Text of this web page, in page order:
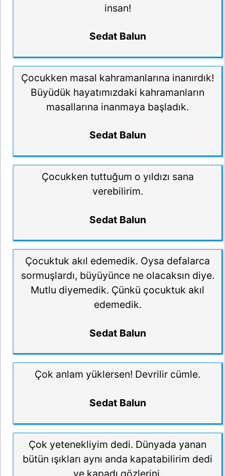
insan!
Sedat Balun
Çocukken masal kahramanlarına inanırdık!
Büyüdük hayatımızdaki kahramanların
masallarına inanmaya başladık.
Sedat Balun
Çocukken tuttuğum o yıldızı sana
verebilirim.
Sedat Balun
Çocuktuk akıl edemedik. Oysa defalarca
sormuşlardı, büyüyünce ne olacaksın diye.
Mutlu diyemedik. Çünkü çocuktuk akıl
edemedik.
Sedat Balun
Çok anlam yüklersen! Devrilir cümle.
Sedat Balun
Çok yetenekliyim dedi. Dünyada yanan
bütün ışıkları aynı anda kapatabilirim dedi
ve kapadı gözlerini.